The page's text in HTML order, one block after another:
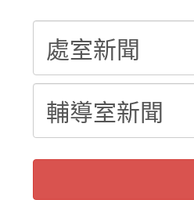
結果(第3招)